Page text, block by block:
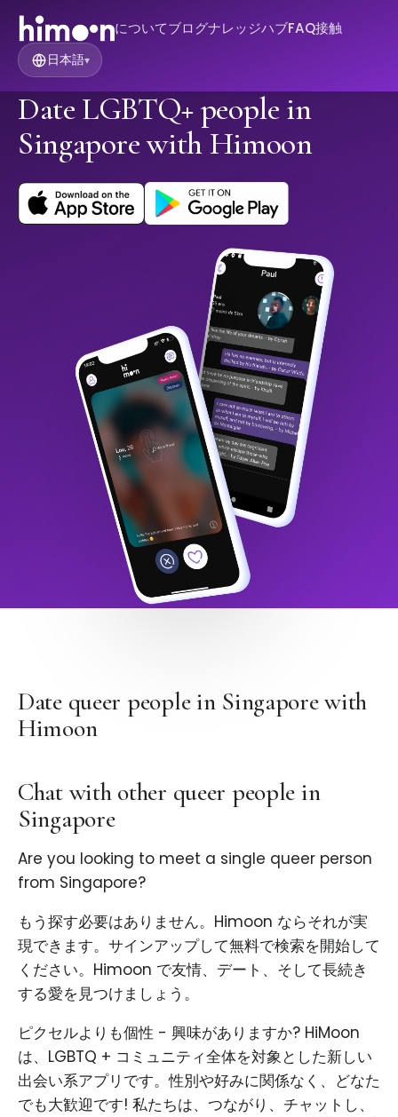
についてブログナレッジハブFAQ接触
日本語▾
Date LGBTQ+ people in
Singapore with Himoon
Date queer people in Singapore with
Himoon
Chat with other queer people in
Singapore
Are you looking to meet a single queer person
from Singapore?
もう探す必要はありません。Himoon ならそれが実
現できます。サインアップして無料で検索を開始して
ください。Himoon で友情、デート、そして長続き
する愛を見つけましょう。
ピクセルよりも個性 - 興味がありますか? HiMoon
は、LGBTQ + コミュニティ全体を対象とした新しい
出会い系アプリです。性別や好みに関係なく、どなた
でも大歓迎です! 私たちは、つながり、チャットし、